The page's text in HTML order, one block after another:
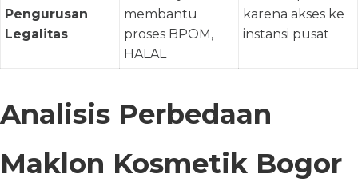
Pengurusan
Legalitas
membantu
proses BPOM,
HALAL
karena akses ke
instansi pusat
Analisis Perbedaan
Maklon Kosmetik Bogor